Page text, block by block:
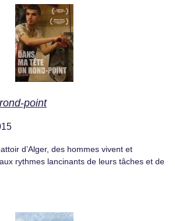
point
d’Alger, des hommes vivent et
rythmes lancinants de leurs tâches et de